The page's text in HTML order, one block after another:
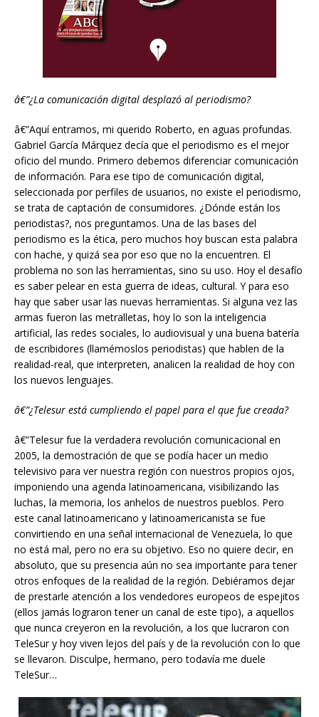
â€”¿La comunicación digital desplazó al periodismo?
â€”Aquí entramos, mi querido Roberto, en aguas profundas.
Gabriel García Márquez decía que el periodismo es el mejor
oficio del mundo. Primero debemos diferenciar comunicación
de información. Para ese tipo de comunicación digital,
seleccionada por perfiles de usuarios, no existe el periodismo,
se trata de captación de consumidores. ¿Dónde están los
periodistas?, nos preguntamos. Una de las bases del
periodismo es la ética, pero muchos hoy buscan esta palabra
con hache, y quizá sea por eso que no la encuentren. El
problema no son las herramientas, sino su uso. Hoy el desafío
es saber pelear en esta guerra de ideas, cultural. Y para eso
hay que saber usar las nuevas herramientas. Si alguna vez las
armas fueron las metralletas, hoy lo son la inteligencia
artificial, las redes sociales, lo audiovisual y una buena batería
de escribidores (llamémoslos periodistas) que hablen de la
realidad-real, que interpreten, analicen la realidad de hoy con
los nuevos lenguajes.
â€”¿Telesur está cumpliendo el papel para el que fue creada?
â€”Telesur fue la verdadera revolución comunicacional en
2005, la demostración de que se podía hacer un medio
televisivo para ver nuestra región con nuestros propios ojos,
imponiendo una agenda latinoamericana, visibilizando las
luchas, la memoria, los anhelos de nuestros pueblos. Pero
este canal latinoamericano y latinoamericanista se fue
convirtiendo en una señal internacional de Venezuela, lo que
no está mal, pero no era su objetivo. Eso no quiere decir, en
absoluto, que su presencia aún no sea importante para tener
otros enfoques de la realidad de la región. Debiéramos dejar
de prestarle atención a los vendedores europeos de espejitos
(ellos jamás lograron tener un canal de este tipo), a aquellos
que nunca creyeron en la revolución, a los que lucraron con
TeleSur y hoy viven lejos del país y de la revolución con lo que
se llevaron. Disculpe, hermano, pero todavía me duele
TeleSur…